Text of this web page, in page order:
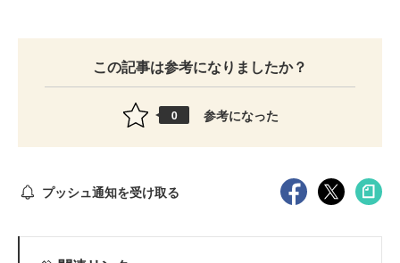
この記事は参考になりましたか？
0 参考になった
プッシュ通知を受け取る